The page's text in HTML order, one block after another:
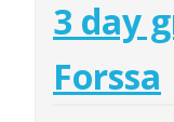
3 day
Forssa